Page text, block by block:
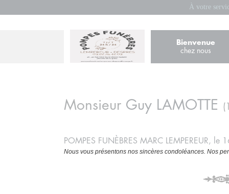
À votre
Bienvenue
chez nous
Monsieur Guy LAMOTTE
POMPES FUNÈBRES MARC LEMPEREUR,
Nous vous présentons nos sincères condoléances. Nos